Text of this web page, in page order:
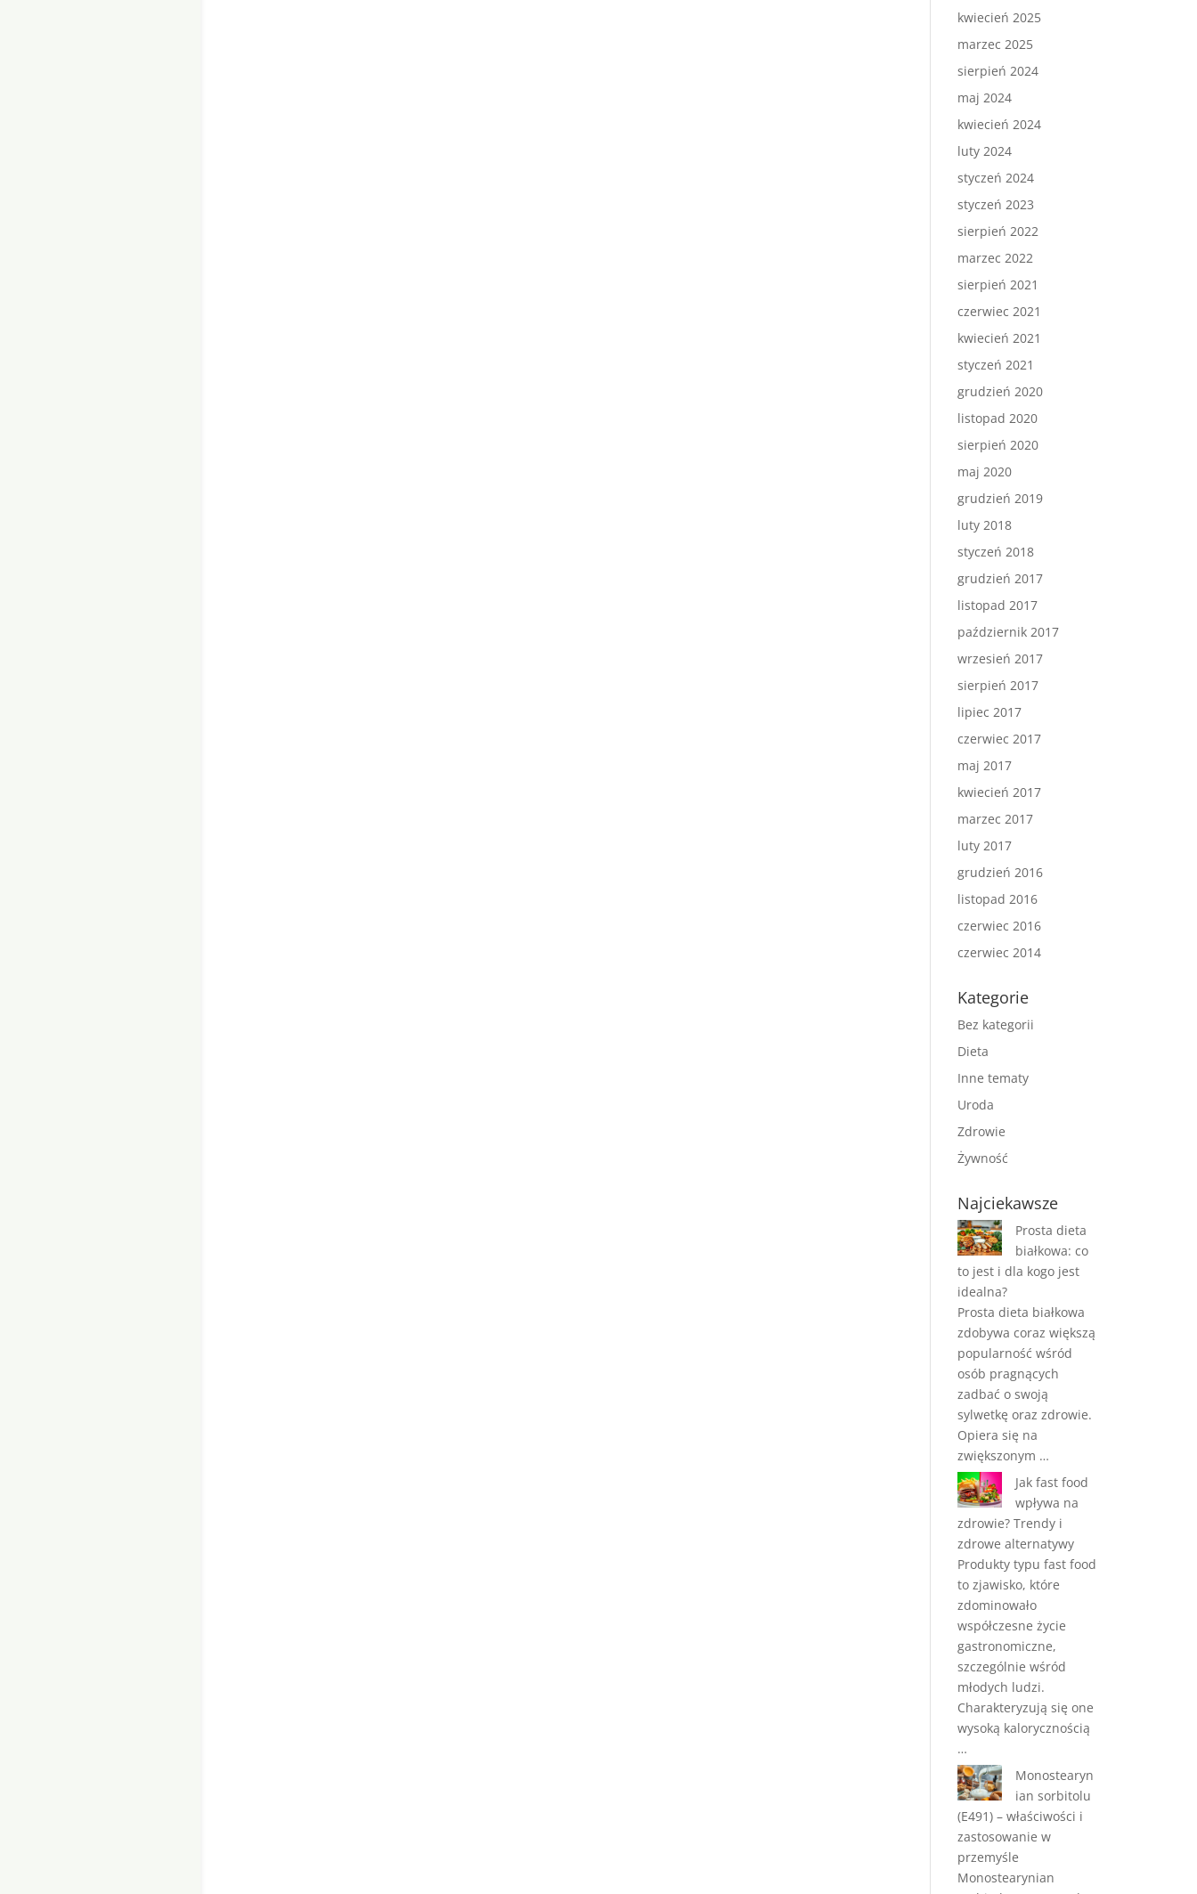
kwiecień 2025
marzec 2025
sierpień 2024
maj 2024
kwiecień 2024
luty 2024
styczeń 2024
styczeń 2023
sierpień 2022
marzec 2022
sierpień 2021
czerwiec 2021
kwiecień 2021
styczeń 2021
grudzień 2020
listopad 2020
sierpień 2020
maj 2020
grudzień 2019
luty 2018
styczeń 2018
grudzień 2017
listopad 2017
październik 2017
wrzesień 2017
sierpień 2017
lipiec 2017
czerwiec 2017
maj 2017
kwiecień 2017
marzec 2017
luty 2017
grudzień 2016
listopad 2016
czerwiec 2016
czerwiec 2014
Kategorie
Bez kategorii
Dieta
Inne tematy
Uroda
Zdrowie
Żywność
Najciekawsze
Prosta dieta
białkowa: co
to jest i dla kogo jest
idealna?
Prosta dieta białkowa
zdobywa coraz większą
popularność wśród
osób pragnących
zadbać o swoją
sylwetkę oraz zdrowie.
Opiera się na
zwiększonym …
Jak fast food
wpływa na
zdrowie? Trendy i
zdrowe alternatywy
Produkty typu fast food
to zjawisko, które
zdominowało
współczesne życie
gastronomiczne,
szczególnie wśród
młodych ludzi.
Charakteryzują się one
wysoką kalorycznością
…
Monostearyn
ian sorbitolu
(E491) – właściwości i
zastosowanie w
przemyśle
Monostearynian